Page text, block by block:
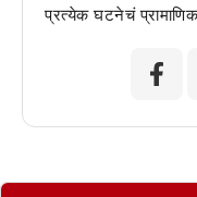
प्रत्येक घटनेचं